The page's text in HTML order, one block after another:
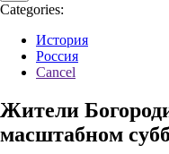
Categories:
История
Россия
Cancel
Жители
масштабном